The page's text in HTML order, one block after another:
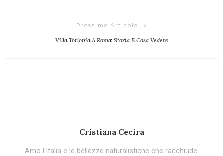
Prossimo Articolo
Villa Torlonia A Roma: Storia E Cosa Vedere
Cristiana Cecira
Amo l'Italia e le bellezze naturalistiche che racchiude.